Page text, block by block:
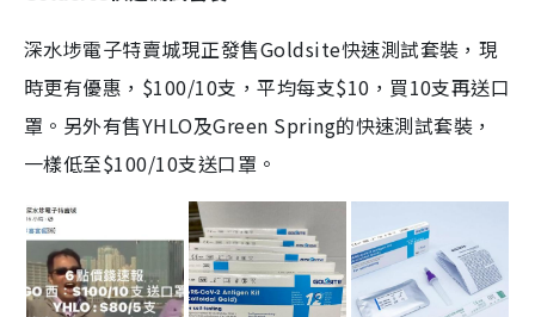
深水埗電子特賣城現正發售Goldsite快速測試套裝，現
時更有優惠，$100/10支，平均每支$10，買10支再送口
罩。另外有售YHLO及Green Spring的快速測試套裝，
一樣低至$100/10支送口罩。